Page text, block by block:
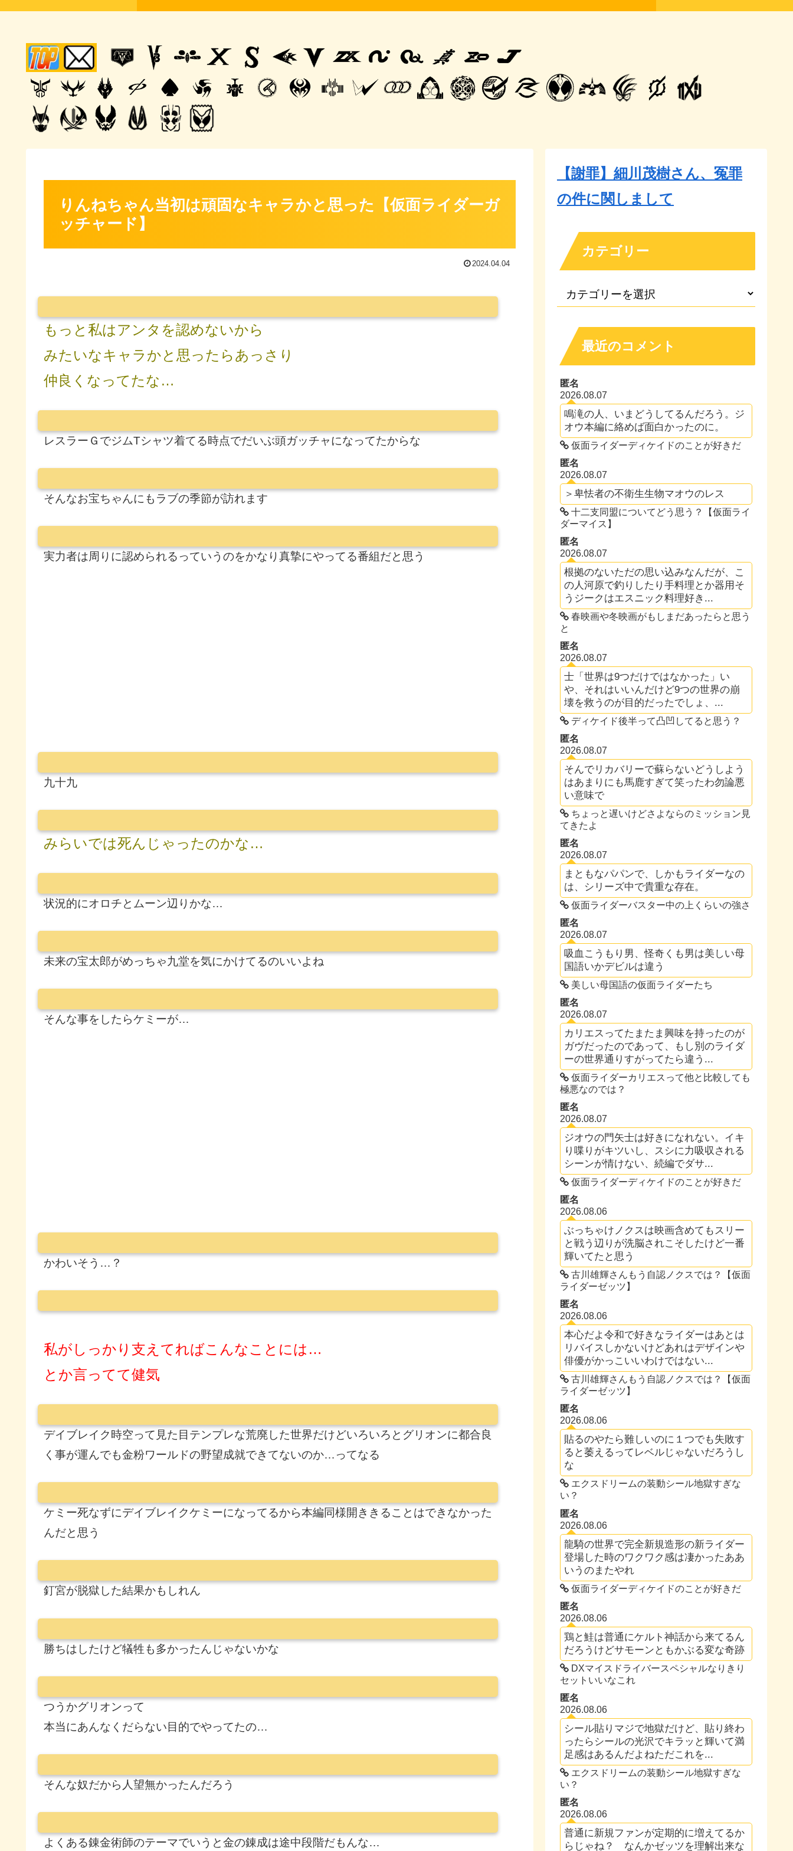
りんねちゃん当初は頑固なキャラかと思った【仮面ライダーガ
ッチャード】
2024.04.04
もっと私はアンタを認めないから
みたいなキャラかと思ったらあっさり
仲良くなってたな…
レスラーＧでジムTシャツ着てる時点でだいぶ頭ガッチャになってたからな
そんなお宝ちゃんにもラブの季節が訪れます
実力者は周りに認められるっていうのをかなり真摯にやってる番組だと思う
九十九
みらいでは死んじゃったのかな…
状況的にオロチとムーン辺りかな…
未来の宝太郎がめっちゃ九堂を気にかけてるのいいよね
そんな事をしたらケミーが…
かわいそう…？
私がしっかり支えてればこんなことには…
とか言ってて健気
デイブレイク時空って見た目テンプレな荒廃した世界だけどいろいろとグリオンに都合良
く事が運んでも金粉ワールドの野望成就できてないのか…ってなる
ケミー死なずにデイブレイクケミーになってるから本編同様開ききることはできなかった
んだと思う
釘宮が脱獄した結果かもしれん
勝ちはしたけど犠牲も多かったんじゃないかな
つうかグリオンって
本当にあんなくだらない目的でやってたの…
そんな奴だから人望無かったんだろう
よくある錬金術師のテーマでいうと金の錬成は途中段階だもんな…
【謝罪】細川茂樹さん、冤罪
の件に関しまして
カテゴリー
最近のコメント
匿名
2026.08.07
鳴滝の人、いまどうしてるんだろう。ジ
オウ本編に絡めば面白かったのに。
仮面ライダーディケイドのことが好きだ
匿名
2026.08.07
＞卑怯者の不衛生生物マオウのレス
十二支同盟についてどう思う？【仮面ライ
ダーマイス】
匿名
2026.08.07
根拠のないただの思い込みなんだが、こ
の人河原で釣りしたり手料理とか器用そ
うジークはエスニック料理好き...
春映画や冬映画がもしまだあったらと思う
と
匿名
2026.08.07
士「世界は9つだけではなかった」い
や、それはいいんだけど9つの世界の崩
壊を救うのが目的だったでしょ、...
ディケイド後半って凸凹してると思う？
匿名
2026.08.07
そんでリカバリーで蘇らないどうしよう
はあまりにも馬鹿すぎて笑ったわ勿論悪
い意味で
ちょっと遅いけどさよならのミッション見
てきたよ
匿名
2026.08.07
まともなパパンで、しかもライダーなの
は、シリーズ中で貴重な存在。
仮面ライダーバスター中の上くらいの強さ
匿名
2026.08.07
吸血こうもり男、怪奇くも男は美しい母
国語いかデビルは違う
美しい母国語の仮面ライダーたち
匿名
2026.08.07
カリエスってたまたま興味を持ったのが
ガヴだったのであって、もし別のライダ
ーの世界通りすがってたら違う...
仮面ライダーカリエスって他と比較しても
極悪なのでは？
匿名
2026.08.07
ジオウの門矢士は好きになれない。イキ
り喋りがキツいし、スシに力吸収される
シーンが情けない、続編でダサ...
仮面ライダーディケイドのことが好きだ
匿名
2026.08.06
ぶっちゃけノクスは映画含めてもスリー
と戦う辺りが洗脳されこそしたけど一番
輝いてたと思う
古川雄輝さんもう自認ノクスでは？【仮面
ライダーゼッツ】
匿名
2026.08.06
本心だよ令和で好きなライダーはあとは
リバイスしかないけどあれはデザインや
俳優がかっこいいわけではない...
古川雄輝さんもう自認ノクスでは？【仮面
ライダーゼッツ】
匿名
2026.08.06
貼るのやたら難しいのに１つでも失敗す
ると萎えるってレベルじゃないだろうし
な
エクスドリームの装動シール地獄すぎな
い？
匿名
2026.08.06
龍騎の世界で完全新規造形の新ライダー
登場した時のワクワク感は凄かったああ
いうのまたやれ
仮面ライダーディケイドのことが好きだ
匿名
2026.08.06
鶏と鮭は普通にケルト神話から来てるん
だろうけどサモーンともかぶる変な奇跡
DXマイスドライバースペシャルなりきり
セットいいなこれ
匿名
2026.08.06
シール貼りマジで地獄だけど、貼り終わ
ったらシールの光沢でキラッと輝いて満
足感はあるんだよねただこれを...
エクスドリームの装動シール地獄すぎな
い？
匿名
2026.08.06
普通に新規ファンが定期的に増えてるか
らじゃね？ なんかゼッツを理解出来な